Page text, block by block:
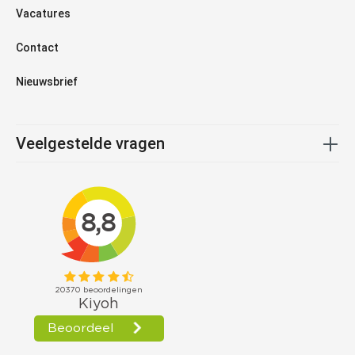
Vacatures
Contact
Nieuwsbrief
Veelgestelde vragen